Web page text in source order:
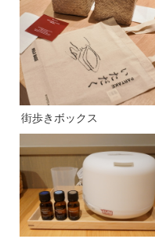
街歩きボックス